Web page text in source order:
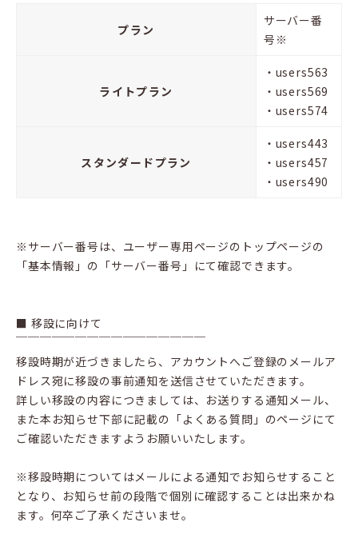
プラン
サーバー番
号※
ライトプラン
・users563
・users569
・users574
スタンダードプラン
・users443
・users457
・users490
※サーバー番号は、ユーザー専用ページのトップページの
「基本情報」の「サーバー番号」にて確認できます。
■ 移設に向けて
￣￣￣￣￣￣￣￣￣￣￣￣￣￣￣￣
移設時期が近づきましたら、アカウントへご登録のメールア
ドレス宛に移設の事前通知を送信させていただきます。
詳しい移設の内容につきましては、お送りする通知メール、
また本お知らせ下部に記載の「よくある質問」のページにて
ご確認いただきますようお願いいたします。
※移設時期についてはメールによる通知でお知らせすること
となり、お知らせ前の段階で個別に確認することは出来かね
ます。何卒ご了承くださいませ。